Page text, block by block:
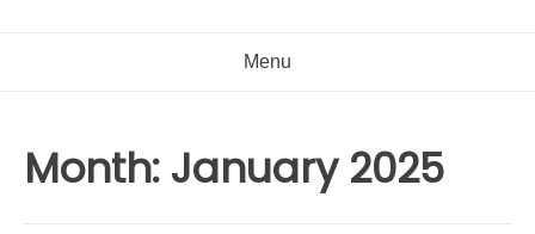
Menu
Month: January 2025